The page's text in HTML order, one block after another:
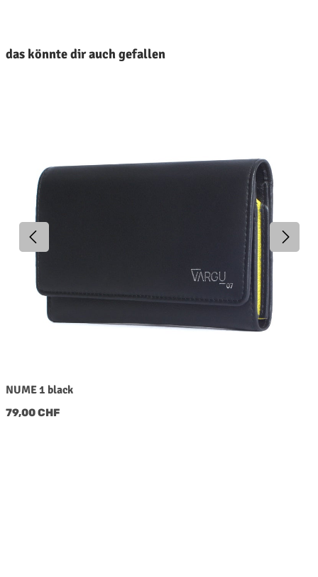
das könnte dir auch gefallen
NUME 1 black
Regulärer Preis:
79,00 CHF